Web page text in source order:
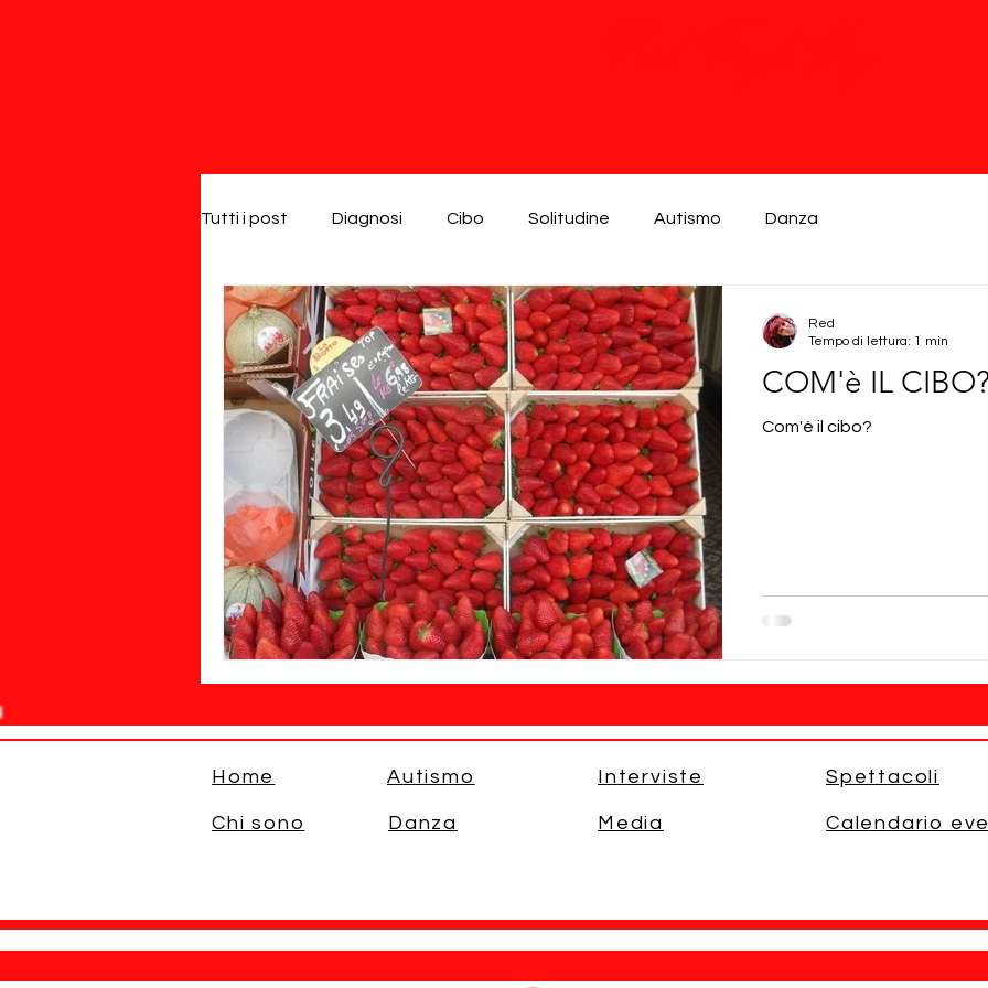
Tutti i post Diagnosi Cibo Solitudine Autismo Danza
COM'è IL
Com'è il cibo?
Red
Tempo di lettura: 1 min
Home
Chi sono
Autismo
Danza
Interviste
Media
Spettacoli
Calendario